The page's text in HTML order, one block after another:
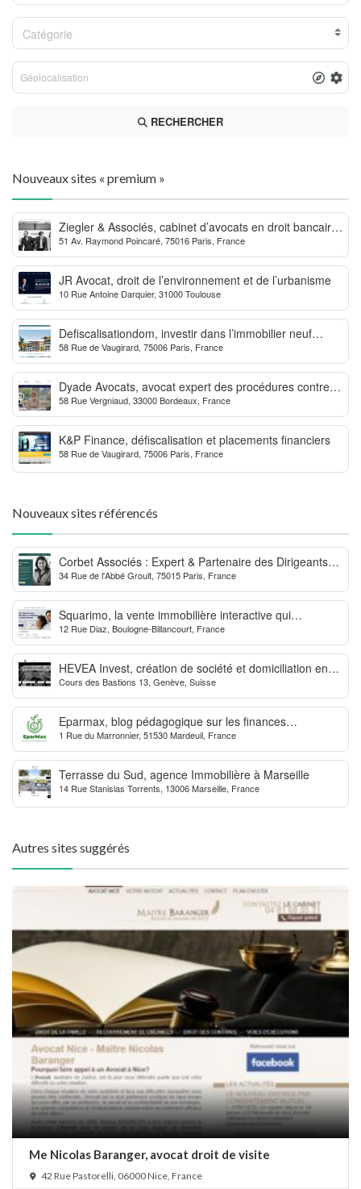
Catégorie
RECHERCHER
Nouveaux sites « premium »
Ziegler & Associés, cabinet d’avocats en droit bancaire,
cryptomonnaie et escroqueries financières
51 Av. Raymond Poincaré, 75016 Paris, France
JR Avocat, droit de l’environnement et de l’urbanisme
10 Rue Antoine Darquier, 31000 Toulouse
Defiscalisationdom, investir dans l’immobilier neuf
Outre-mer
58 Rue de Vaugirard, 75006 Paris, France
Dyade Avocats, avocat expert des procédures contre la
MDPH
58 Rue Vergniaud, 33000 Bordeaux, France
K&P Finance, défiscalisation et placements financiers
58 Rue de Vaugirard, 75006 Paris, France
Nouveaux sites référencés
Corbet Associés : Expert & Partenaire des Dirigeants
d’Entreprise
34 Rue de l'Abbé Groult, 75015 Paris, France
Squarimo, la vente immobilière interactive qui
dynamise les transactions
12 Rue Diaz, Boulogne-Billancourt, France
HEVEA Invest, création de société et domiciliation en
Suisse
Cours des Bastions 13, Genève, Suisse
Eparmax, blog pédagogique sur les finances
personnelles
1 Rue du Marronnier, 51530 Mardeuil, France
Terrasse du Sud, agence Immobilière à Marseille
14 Rue Stanislas Torrents, 13006 Marseille, France
Autres sites suggérés
Me Nicolas Baranger, avocat droit de visite
42 Rue Pastorelli, 06000 Nice, France